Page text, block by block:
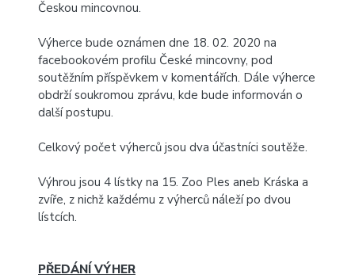
Českou mincovnou.
Výherce bude oznámen dne 18. 02. 2020 na
facebookovém profilu České mincovny, pod
soutěžním příspěvkem v komentářích. Dále výherce
obdrží soukromou zprávu, kde bude informován o
další postupu.
Celkový počet výherců jsou dva účastníci soutěže.
Výhrou jsou 4 lístky na 15. Zoo Ples aneb Kráska a
zvíře, z nichž každému z výherců náleží po dvou
lístcích.
PŘEDÁNÍ VÝHER